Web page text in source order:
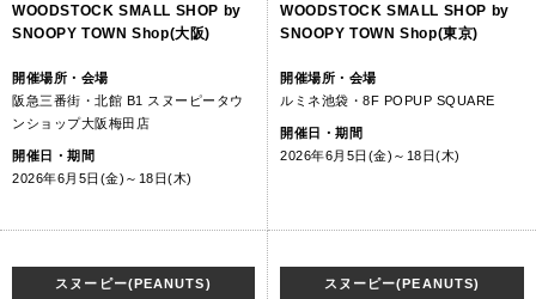
WOODSTOCK SMALL SHOP by
SNOOPY TOWN Shop(大阪)
開催場所・会場
阪急三番街・北館 B1 スヌーピータウ
ンショップ大阪梅田店
開催日・期間
2026年6月5日(金)～18日(木)
WOODSTOCK SMALL SHOP by
SNOOPY TOWN Shop(東京)
開催場所・会場
ルミネ池袋・8F POPUP SQUARE
開催日・期間
2026年6月5日(金)～18日(木)
スヌーピー(PEANUTS) スヌーピー(PEANUTS)